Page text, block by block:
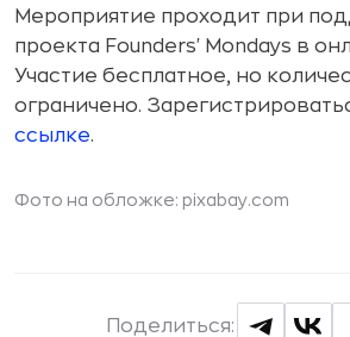
Мероприятие проходит при
проекта Founders' Mondays в
Участие бесплатное, но
ограничено.
ссылке.
Фото на обложке: pixabay.com
Поделиться: